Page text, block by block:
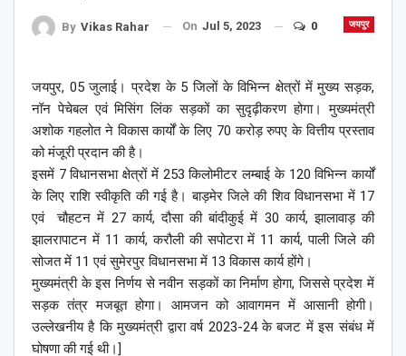
जयपुर
By Vikas Rahar On Jul 5, 2023 0
जयपुर, 05 जुलाई। प्रदेश के 5 जिलों के विभिन्न क्षेत्रों में मुख्य सड़क,
नॉन पेचेबल एवं मिसिंग लिंक सड़कों का सुदृढ़ीकरण होगा। मुख्यमंत्री
अशोक गहलोत ने विकास कार्यों के लिए 70 करोड़ रुपए के वित्तीय प्रस्ताव
को मंजूरी प्रदान की है।
इसमें 7 विधानसभा क्षेत्रों में 253 किलोमीटर लम्बाई के 120 विभिन्न कार्यों
के लिए राशि स्वीकृति की गई है। बाड़मेर जिले की शिव विधानसभा में 17
एवं चौहटन में 27 कार्य, दौसा की बांदीकुई में 30 कार्य, झालावाड़ की
झालरापाटन में 11 कार्य, करौली की सपोटरा में 11 कार्य, पाली जिले की
सोजत में 11 एवं सुमेरपुर विधानसभा में 13 विकास कार्य होंगे।
मुख्यमंत्री के इस निर्णय से नवीन सड़कों का निर्माण होगा, जिससे प्रदेश में
सड़क तंत्र मजबूत होगा। आमजन को आवागमन में आसानी होगी।
उल्लेखनीय है कि मुख्यमंत्री द्वारा वर्ष 2023-24 के बजट में इस संबंध में
घोषणा की गई थी।]